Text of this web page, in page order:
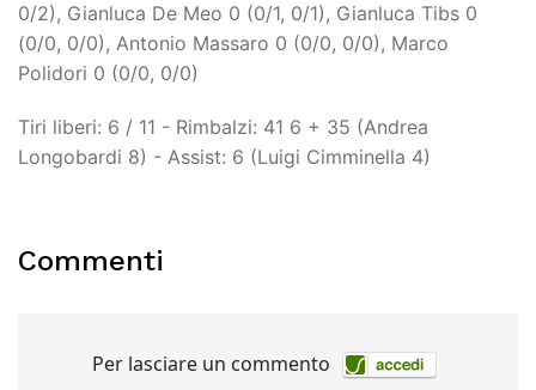
0/2), Gianluca De Meo 0 (0/1, 0/1), Gianluca Tibs 0
(0/0, 0/0), Antonio Massaro 0 (0/0, 0/0), Marco
Polidori 0 (0/0, 0/0)
Tiri liberi: 6 / 11 - Rimbalzi: 41 6 + 35 (Andrea
Longobardi 8) - Assist: 6 (Luigi Cimminella 4)
Commenti